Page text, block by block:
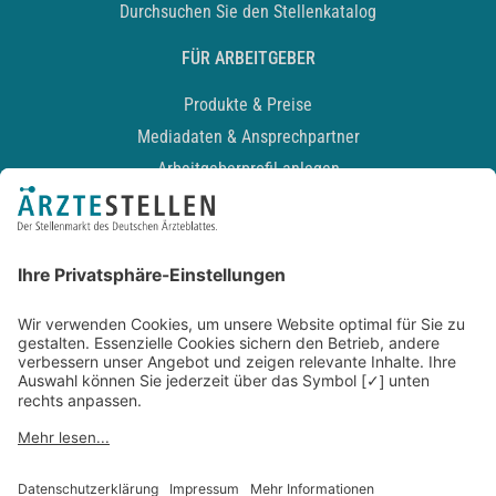
Durchsuchen Sie den Stellenkatalog
FÜR ARBEITGEBER
Produkte & Preise
Mediadaten & Ansprechpartner
Arbeitgeberprofil anlegen
Recruiting-Podcast
Kontakt
Datenschutz
Newsletter